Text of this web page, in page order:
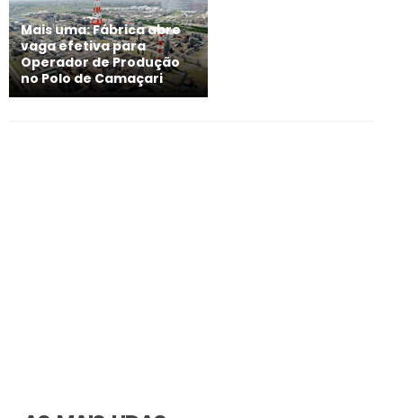
Mais uma: Fábrica abre
vaga efetiva para
Operador de Produção
no Polo de Camaçari